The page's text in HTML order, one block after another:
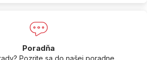
Poradňa
Pozrite sa do našej poradne